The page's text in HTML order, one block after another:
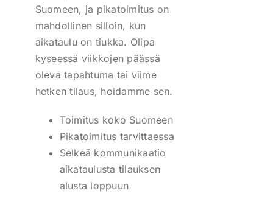
Suomeen, ja pikatoimitus on
mahdollinen silloin, kun
aikataulu on tiukka. Olipa
kyseessä viikkojen päässä
oleva tapahtuma tai viime
hetken tilaus, hoidamme sen.
Toimitus koko Suomeen
Pikatoimitus tarvittaessa
Selkeä kommunikaatio
aikataulusta tilauksen
alusta loppuun